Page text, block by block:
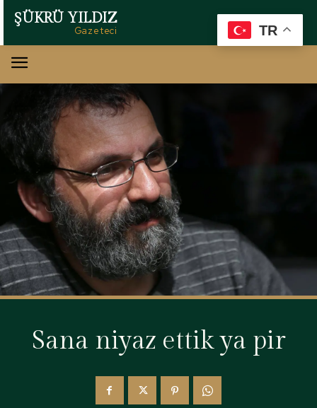
ŞÜKRÜ YILDIZ
Gazeteci
Sana niyaz ettik ya pir
TR